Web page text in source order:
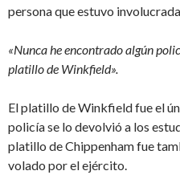
persona que estuvo
«Nunca he encontrado algún
platillo de Winkfield».
El platillo de Winkfield fue el
policía se lo devolvió a los
platillo de Chippenham fue
volado por el ejército.